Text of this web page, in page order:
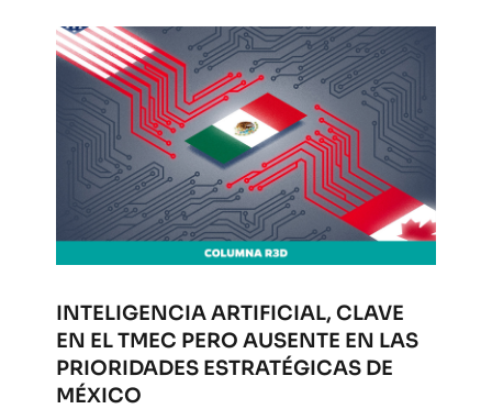
INTELIGENCIA ARTIFICIAL, CLAVE
EN EL TMEC PERO AUSENTE EN LAS
PRIORIDADES ESTRATÉGICAS DE
MÉXICO